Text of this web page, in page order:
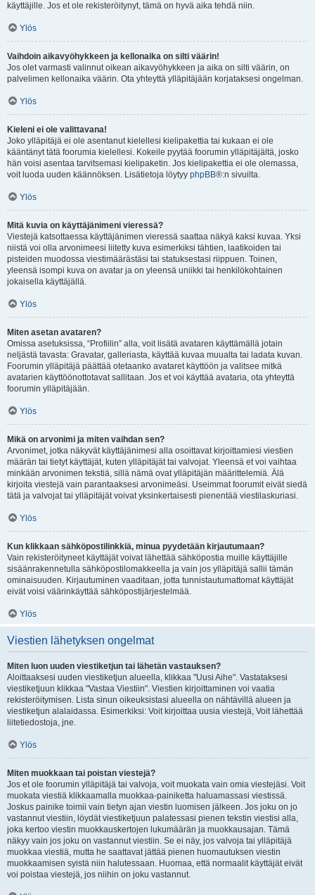
käyttäjille. Jos et ole rekisteröitynyt, tämä on hyvä aika tehdä niin.
Ylös
Vaihdoin aikavyöhykkeen ja kellonaika on silti väärin!
Jos olet varmasti valinnut oikean aikavyöhykkeen ja aika on silti väärin, on
palvelimen kellonaika väärin. Ota yhteyttä ylläpitäjään korjataksesi ongelman.
Ylös
Kieleni ei ole valittavana!
Joko ylläpitäjä ei ole asentanut kielellesi kielipakettia tai kukaan ei ole
kääntänyt tätä foorumia kielellesi. Kokeile pyytää foorumin ylläpitäjältä, josko
hän voisi asentaa tarvitsemasi kielipaketin. Jos kielipakettia ei ole olemassa,
voit luoda uuden käännöksen. Lisätietoja löytyy phpBB®:n sivuilta.
Ylös
Mitä kuvia on käyttäjänimeni vieressä?
Viestejä katsottaessa käyttäjänimen vieressä saattaa näkyä kaksi kuvaa. Yksi
niistä voi olla arvonimeesi liitetty kuva esimerkiksi tähtien, laatikoiden tai
pisteiden muodossa viestimäärästäsi tai statuksestasi riippuen. Toinen,
yleensä isompi kuva on avatar ja on yleensä uniikki tai henkilökohtainen
jokaisella käyttäjällä.
Ylös
Miten asetan avataren?
Omissa asetuksissa, “Profiilin” alla, voit lisätä avataren käyttämällä jotain
neljästä tavasta: Gravatar, galleriasta, käyttää kuvaa muualta tai ladata kuvan.
Foorumin ylläpitäjä päättää otetaanko avataret käyttöön ja valitsee mitkä
avatarien käyttöönottotavat sallitaan. Jos et voi käyttää avataria, ota yhteyttä
foorumin ylläpitäjään.
Ylös
Mikä on arvonimi ja miten vaihdan sen?
Arvonimet, jotka näkyvät käyttäjänimesi alla osoittavat kirjoittamiesi viestien
määrän tai tietyt käyttäjät, kuten ylläpitäjät tai valvojat. Yleensä et voi vaihtaa
minkään arvonimen tekstiä, sillä nämä ovat ylläpitäjän määrittelemiä. Älä
kirjoita viestejä vain parantaaksesi arvonimeäsi. Useimmat foorumit eivät siedä
tätä ja valvojat tai ylläpitäjät voivat yksinkertaisesti pienentää viestilaskuriasi.
Ylös
Kun klikkaan sähköpostilinkkiä, minua pyydetään kirjautumaan?
Vain rekisteröityneet käyttäjät voivat lähettää sähköpostia muille käyttäjille
sisäänrakennetulla sähköpostilomakkeella ja vain jos ylläpitäjä sallii tämän
ominaisuuden. Kirjautuminen vaaditaan, jotta tunnistautumattomat käyttäjät
eivät voisi väärinkäyttää sähköpostijärjestelmää.
Ylös
Viestien lähetyksen ongelmat
Miten luon uuden viestiketjun tai lähetän vastauksen?
Aloittaaksesi uuden viestiketjun alueella, klikkaa "Uusi Aihe". Vastataksesi
viestiketjuun klikkaa "Vastaa Viestiin". Viestien kirjoittaminen voi vaatia
rekisteröitymisen. Lista sinun oikeuksistasi alueella on nähtävillä alueen ja
viestiketjun alalaidassa. Esimerkiksi: Voit kirjoittaa uusia viestejä, Voit lähettää
liitetiedostoja, jne.
Ylös
Miten muokkaan tai poistan viestejä?
Jos et ole foorumin ylläpitäjä tai valvoja, voit muokata vain omia viestejäsi. Voit
muokata viestiä klikkaamalla muokkaa-painiketta haluamassasi viestissä.
Joskus painike toimii vain tietyn ajan viestin luomisen jälkeen. Jos joku on jo
vastannut viestiin, löydät viestiketjuun palatessasi pienen tekstin viestisi alla,
joka kertoo viestin muokkauskertojen lukumäärän ja muokkausajan. Tämä
näkyy vain jos joku on vastannut viestiin. Se ei näy, jos valvoja tai ylläpitäjä
muokkaa viestiä, mutta he saattavat jättää pienen huomautuksen viestin
muokkaamisen syistä niin halutessaan. Huomaa, että normaalit käyttäjät eivät
voi poistaa viestejä, jos niihin on joku vastannut.